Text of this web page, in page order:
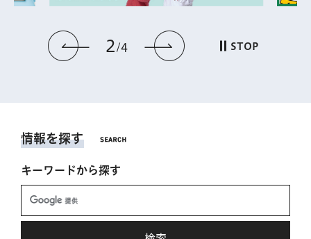
前のスライドを表示
2 4 次のスライドを表
STOP
情報を探す
キーワードから探す